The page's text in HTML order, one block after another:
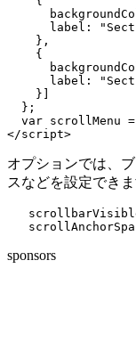
label:
    },
    {
label:
    }]
  };
var scrollMenu
オプションでは、
スなどを設定できま
sponsors